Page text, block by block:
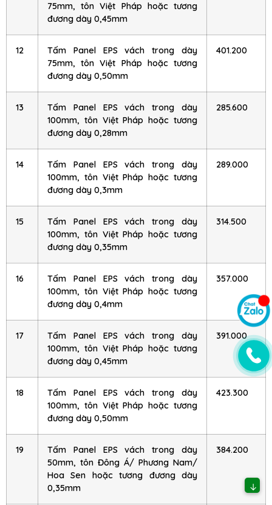
75mm, tôn Việt Pháp hoặc tương
đương dày 0,45mm
12
Tấm Panel EPS vách trong dày
75mm, tôn Việt Pháp hoặc tương
đương dày 0,50mm
401.200
13
Tấm Panel EPS vách trong dày
100mm, tôn Việt Pháp hoặc tương
đương dày 0,28mm
285.600
14
Tấm Panel EPS vách trong dày
100mm, tôn Việt Pháp hoặc tương
đương dày 0,3mm
289.000
15
Tấm Panel EPS vách trong dày
100mm, tôn Việt Pháp hoặc tương
đương dày 0,35mm
314.500
16
Tấm Panel EPS vách trong dày
100mm, tôn Việt Pháp hoặc tương
đương dày 0,4mm
357.000
17
Tấm Panel EPS vách trong dày
100mm, tôn Việt Pháp hoặc tương
đương dày 0,45mm
391.000
18
Tấm Panel EPS vách trong dày
100mm, tôn Việt Pháp hoặc tương
đương dày 0,50mm
423.300
19
Tấm Panel EPS vách trong dày
50mm, tôn Đông Á/ Phương Nam/
Hoa Sen hoặc tương đương dày
0,35mm
384.200
↓